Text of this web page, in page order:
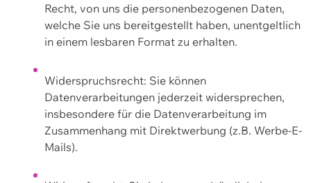
Recht, von uns die personenbezogenen Daten,
welche Sie uns bereitgestellt haben, unentgeltlich
in einem lesbaren Format zu erhalten.
Widerspruchsrecht: Sie können
Datenverarbeitungen jederzeit widersprechen,
insbesondere für die Datenverarbeitung im
Zusammenhang mit Direktwerbung (z.B. Werbe-E-
Mails).